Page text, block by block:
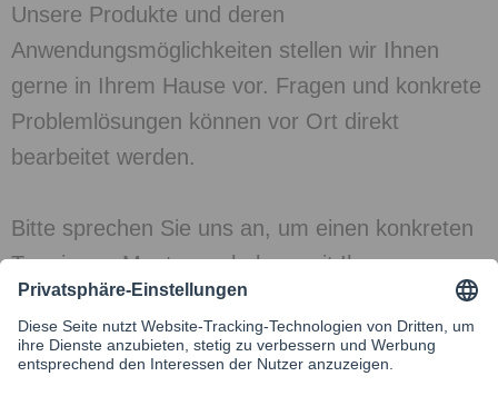
Unsere Produkte und deren
Anwendungsmöglichkeiten stellen wir Ihnen
gerne in Ihrem Hause vor. Fragen und konkrete
Problemlösungen können vor Ort direkt
bearbeitet werden.
Bitte sprechen Sie uns an, um einen konkreten
Termin zur Montageschulung mit Ihren
Mitarbeitern zu vereinbaren.